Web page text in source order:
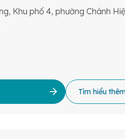
Khu phố 4, phường Chánh
Tìm hiểu